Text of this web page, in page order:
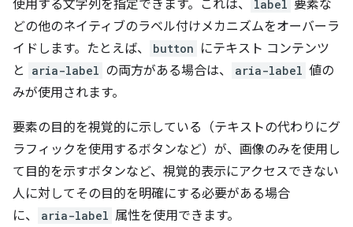
使用する文字列を指定できます。これは、
label 要素な
どの他のネイティブのラベル付けメカニズムをオーバーラ
イドします。たとえば、
button にテキスト コンテンツ
と
aria-label の両方がある場合は、 aria-label 値の
みが使用されます。
要素の目的を視覚的に示している（テキストの代わりにグ
ラフィックを使用するボタンなど）が、画像のみを使用し
て目的を示すボタンなど、視覚的表示にアクセスできない
人に対してその目的を明確にする必要がある場合
に、
aria-label 属性を使用できます。